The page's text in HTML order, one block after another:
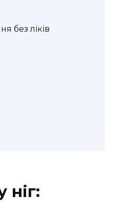
без ліків
ніг: